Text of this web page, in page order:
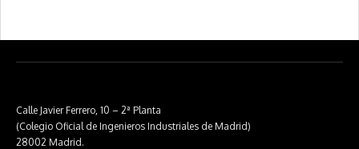
Calle Javier Ferrero, 10 – 2ª Planta
(Colegio Oficial de Ingenieros Industriales de Madrid)
28002 Madrid.